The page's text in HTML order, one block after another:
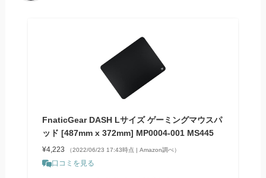
FnaticGear DASH Lサイズ ゲーミングマウスパ
ッド [487mm x 372mm] MP0004-001 MS445
¥4,223 （2022/06/23 17:43時点 | Amazon調べ）
口コミを見る